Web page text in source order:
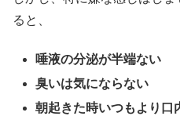
ると、
唾液の分泌が半端ない
臭いは気にならない
朝起きた時いつもより口